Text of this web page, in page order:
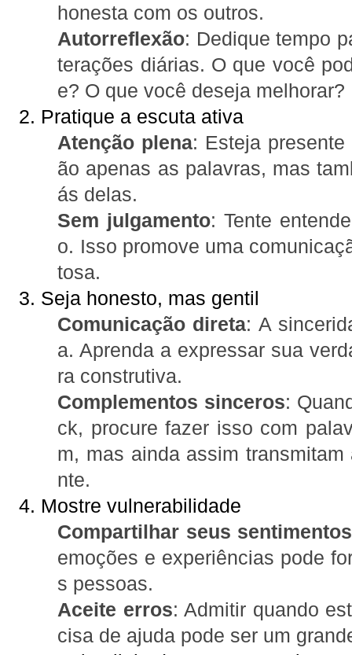
honesta com os outros.
Autorreflexão: Dedique tempo
terações diárias. O que você
e? O que você deseja melhorar?
2. Pratique a escuta ativa
Atenção plena: Esteja
ão apenas as palavras, mas
ás delas.
Sem julgamento: Tente
o. Isso promove uma
tosa.
3. Seja honesto, mas gentil
Comunicação direta: A
a. Aprenda a expressar sua
ra construtiva.
Complementos sinceros:
ck, procure fazer isso com
m, mas ainda assim
nte.
4. Mostre vulnerabilidade
Compartilhar seus sentimentos
emoções e experiências pode
s pessoas.
Aceite erros: Admitir quando
cisa de ajuda pode ser um